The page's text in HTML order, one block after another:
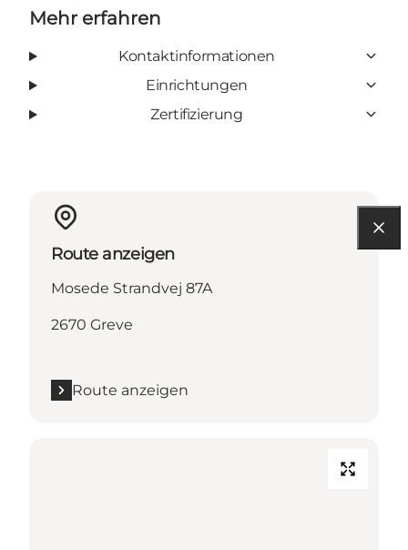
Mehr erfahren
Kontaktinformationen
Einrichtungen
Zertifizierung
Route anzeigen
Mosede Strandvej 87A
2670 Greve
Route anzeigen